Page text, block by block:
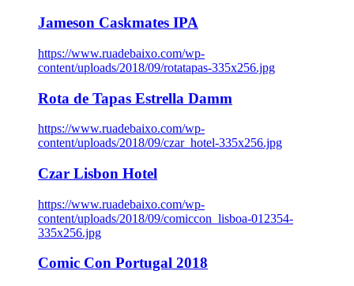
Jameson Caskmates IPA
https://www.ruadebaixo.com/wp-
content/uploads/2018/09/rotatapas-335x256.jpg
Rota de Tapas Estrella Damm
https://www.ruadebaixo.com/wp-
content/uploads/2018/09/czar_hotel-335x256.jpg
Czar Lisbon Hotel
https://www.ruadebaixo.com/wp-
content/uploads/2018/09/comiccon_lisboa-012354-
335x256.jpg
Comic Con Portugal 2018